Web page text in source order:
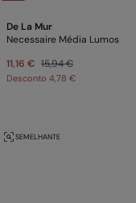
De La Mur
Necessaire Média Lumos
11,16 € 15,94 €
Desconto 4,78 €
SEMELHANTE